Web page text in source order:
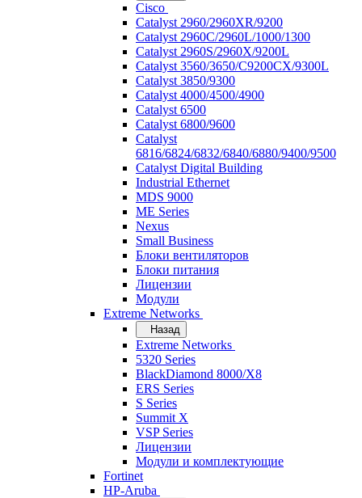
Cisco
Catalyst 2960/2960XR/9200
Catalyst 2960C/2960L/1000/1300
Catalyst 2960S/2960X/9200L
Catalyst 3560/3650/C9200CX/9300L
Catalyst 3850/9300
Catalyst 4000/4500/4900
Catalyst 6500
Catalyst 6800/9600
Catalyst
6816/6824/6832/6840/6880/9400/9500
Catalyst Digital Building
Industrial Ethernet
MDS 9000
ME Series
Nexus
Small Business
Блоки вентиляторов
Блоки питания
Лицензии
Модули
Extreme Networks
Назад
Extreme Networks
5320 Series
BlackDiamond 8000/X8
ERS Series
S Series
Summit X
VSP Series
Лицензии
Модули и комплектующие
Fortinet
HP-Aruba